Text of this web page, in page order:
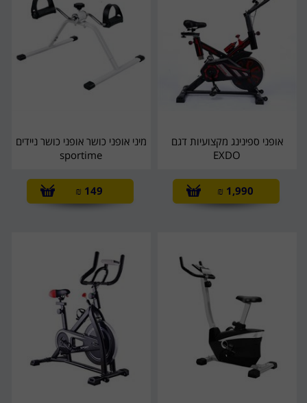
אופני ספינינג מקצועיות דגם
EXDO
1,990
₪
מיני אופני כושר אופני כושר ניידים
sportime
149
₪